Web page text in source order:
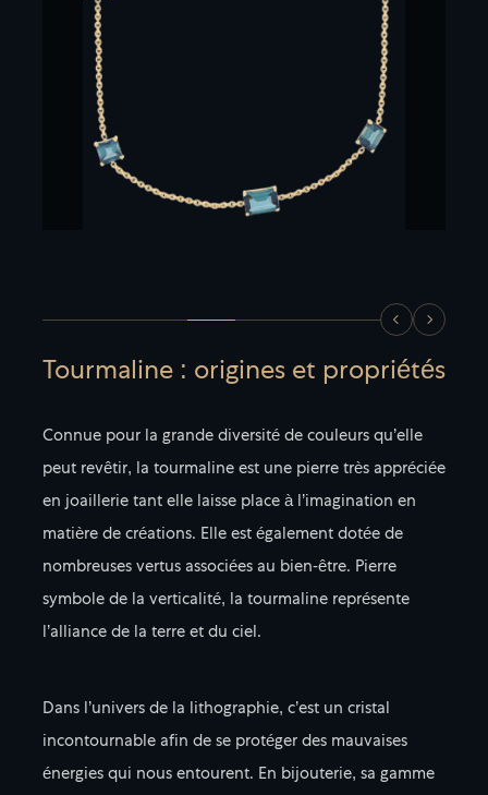
Tourmaline : origines et propriétés
Connue pour la grande diversité de couleurs qu’elle
peut revêtir, la tourmaline est une pierre très appréciée
en joaillerie tant elle laisse place à l’imagination en
matière de créations. Elle est également dotée de
nombreuses vertus associées au bien-être. Pierre
symbole de la verticalité, la tourmaline représente
l’alliance de la terre et du ciel.
Dans l’univers de la lithographie, c’est un cristal
incontournable afin de se protéger des mauvaises
énergies qui nous entourent. En bijouterie, sa gamme